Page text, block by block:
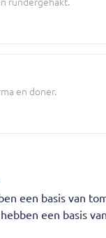
rundergehakt.
en doner.
een basis van
een basis